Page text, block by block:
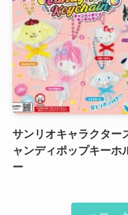
サンリオキャラクター
ャンディポップキーホ
ー